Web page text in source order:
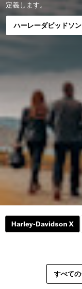
定義します。
ハーレーダビッドソ
Harley-Davidson X
すべて